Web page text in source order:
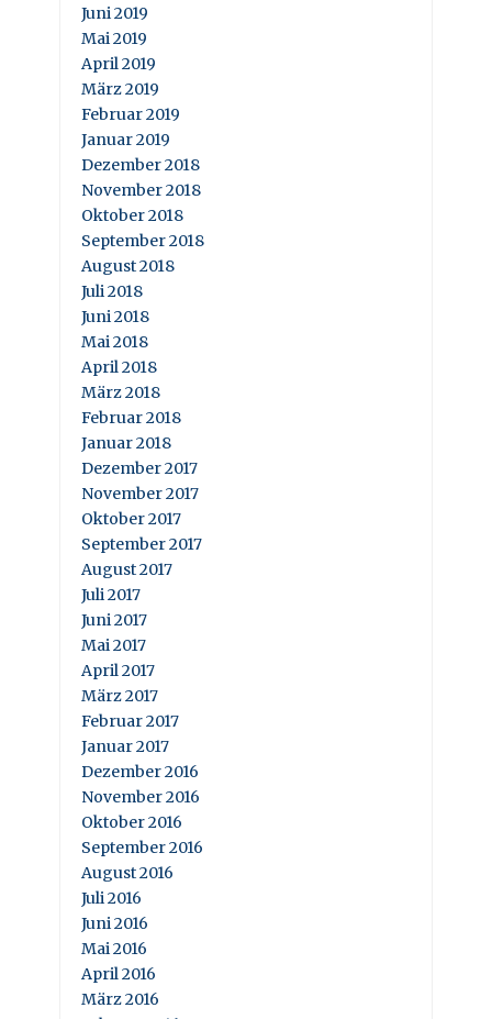
Juni 2019
Mai 2019
April 2019
März 2019
Februar 2019
Januar 2019
Dezember 2018
November 2018
Oktober 2018
September 2018
August 2018
Juli 2018
Juni 2018
Mai 2018
April 2018
März 2018
Februar 2018
Januar 2018
Dezember 2017
November 2017
Oktober 2017
September 2017
August 2017
Juli 2017
Juni 2017
Mai 2017
April 2017
März 2017
Februar 2017
Januar 2017
Dezember 2016
November 2016
Oktober 2016
September 2016
August 2016
Juli 2016
Juni 2016
Mai 2016
April 2016
März 2016